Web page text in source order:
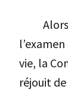
Alors
vie, la
réjouit